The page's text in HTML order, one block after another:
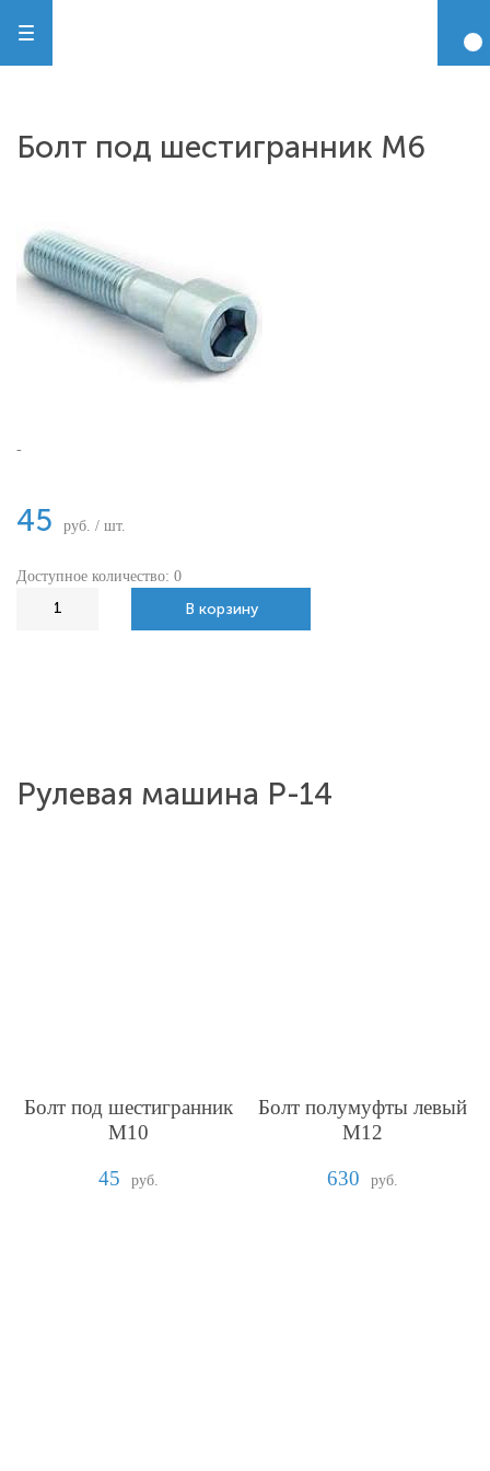
Болт под шестигранник М6
-
45 руб. / шт.
Доступное количество: 0
В корзину
Рулевая машина Р-14
Болт под шестигранник
М10
45
руб.
Болт полумуфты левый
М12
630
руб.